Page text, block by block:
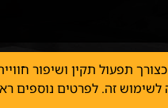
חימום בע"מ תקנון אתר
תפעול תקין ושיפור
זה. לפרטים נוספים